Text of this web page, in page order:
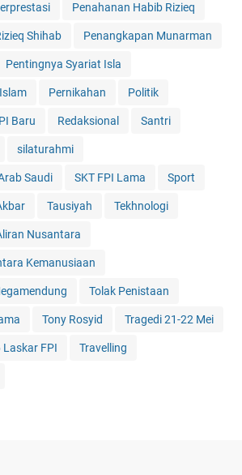
Penahanan Habib Rizieq
Shihab Penangkapan Munarman
Pentingnya Syariat Isla
Pernikahan Politik
Baru Redaksional Santri
silaturahmi
Saudi SKT FPI Lama Sport
Tausiyah Tekhnologi
Nusantara
Kemanusiaan
Tolak Penistaan
Tony Rosyid Tragedi 21-22 Mei
Laskar FPI Travelling